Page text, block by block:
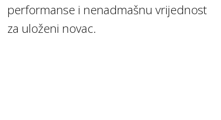
performanse i nenadmašnu vrijednost
za uloženi novac.